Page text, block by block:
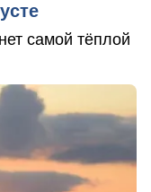
самой тёплой